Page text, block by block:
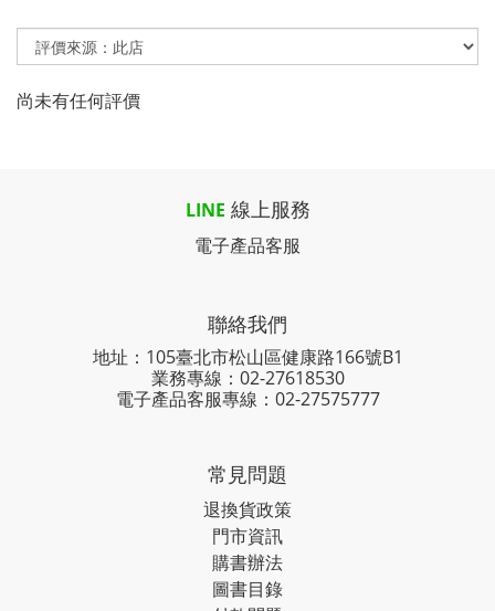
尚未有任何評價
LINE 線上服務
電子產品客服
聯絡我們
地址：105臺北市松山區健康路166號B1
業務專線： 02-27618530
電子產品客服專線：02-27575777
常見問題
退換貨政策
門市資訊
購書辦法
圖書目錄